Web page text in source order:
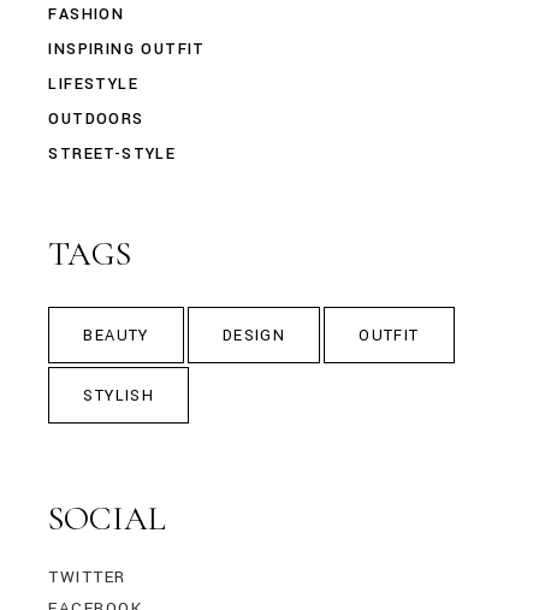
FASHION
INSPIRING OUTFIT
LIFESTYLE
OUTDOORS
STREET-STYLE
TAGS
BEAUTY DESIGN OUTFIT
STYLISH
SOCIAL
TWITTER